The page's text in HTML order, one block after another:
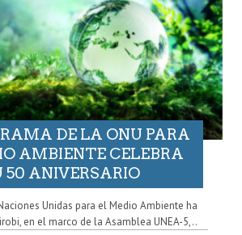
DE LA ONU PARA
AMBIENTE CELEBRA
50 ANIVERSARIO
Unidas para el Medio Ambiente ha
en el marco de la Asamblea UNEA-5,..